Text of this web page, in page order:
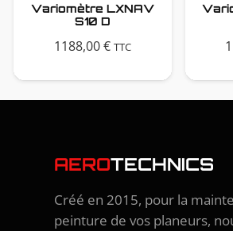
Variomètre LXNAV
S10 D
1188,00€ TTC
AEROTECHNICS
Créé en 2015, pour la
peinture de vos planeurs,